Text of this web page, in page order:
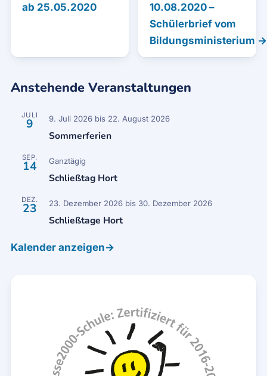
ab 25.05.2020
10.08.2020 –
Schülerbrief vom
Bildungsministerium →
Anstehende Veranstaltungen
JULI
9 9. Juli 2026bis 22. August 2026
Sommerferien
SEP.
14 Ganztägig
Schließtag Hort
DEZ.
23 23. Dezember 2026bis 30. Dezember 2026
Schließtage Hort
Kalender anzeigen